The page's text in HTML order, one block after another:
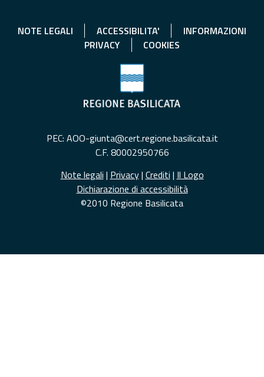
NOTE LEGALI ACCESSIBILITA'
INFORMAZIONI
PRIVACY
COOKIES
PEC: AOO-giunta@cert.regione.basilicata.it
C.F. 80002950766
Note legali | Privacy| Crediti | Il Logo
Dichiarazione di accessibilità
©2010 Regione Basilicata